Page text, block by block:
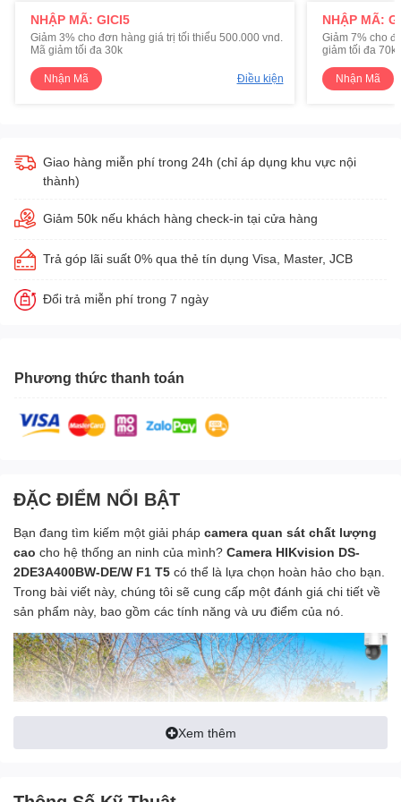
NHẬP MÃ: GICI5
Giảm 3% cho đơn hàng giá trị tối thiểu 500.000 vnd.
Mã giảm tối đa 30k
Nhận Mã Điều kiện
NHẬP MÃ:
Giảm 7% cho
giảm tối đa 70k
Nhận Mã
Giao hàng miễn phí trong 24h (chỉ áp dụng khu vực nội
thành)
Giảm 50k nếu khách hàng check-in tại cửa hàng
Trả góp lãi suất 0% qua thẻ tín dụng Visa, Master, JCB
Đổi trả miễn phí trong 7 ngày
Phương thức thanh toán
ĐẶC ĐIỂM NỔI BẬT
Bạn đang tìm kiếm một giải pháp camera quan sát chất lượng
cao cho hệ thống an ninh của mình? Camera HIKvision DS-
2DE3A400BW-DE/W F1 T5 có thể là lựa chọn hoàn hảo cho bạn.
Trong bài viết này, chúng tôi sẽ cung cấp một đánh giá chi tiết về
sản phẩm này, bao gồm các tính năng và ưu điểm của nó.
Xem thêm